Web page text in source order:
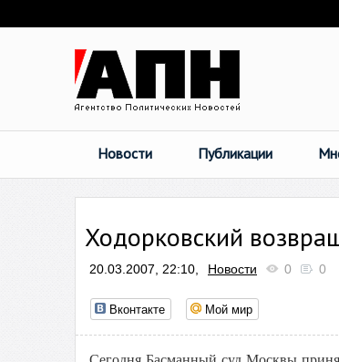
Новости Публикации
Ходорковский
20.03.2007, 22:10, Новости 0 0
Вконтакте Мой мир